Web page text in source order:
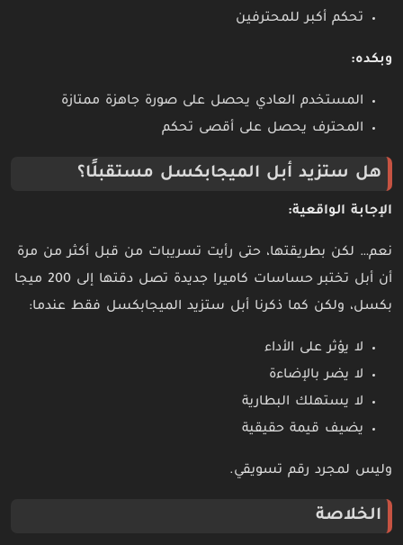
تحكم أكبر للمحترفين
وبكده:
المستخدم العادي يحصل على صورة جاهزة ممتازة
المحترف يحصل على أقصى تحكم
هل ستزيد أبل الميجابكسل مستقبلًا؟
الإجابة الواقعية:
نعم… لكن بطريقتها، حتى رأيت تسريبات من قبل أكثر من مرة
أن أبل تختبر حساسات كاميرا جديدة تصل دقتها إلى 200 ميجا
بكسل، ولكن كما ذكرنا أبل ستزيد الميجابكسل فقط عندما:
لا يؤثر على الأداء
لا يضر بالإضاءة
لا يستهلك البطارية
يضيف قيمة حقيقية
وليس لمجرد رقم تسويقي.
الخلاصة